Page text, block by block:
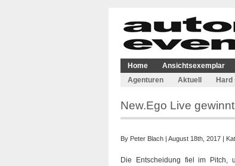
Home Ansichtsexemplar
Agenturen
Aktuell Hard
New.Ego Live
By Peter Blach | August 18th, 2017 |
Die Entscheidung fiel im Pitch,